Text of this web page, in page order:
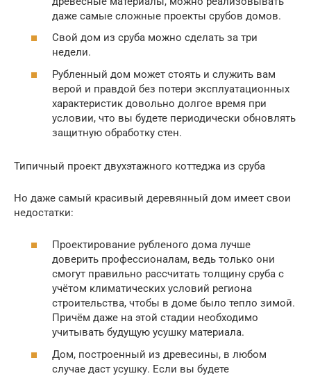
даже самые сложные проекты срубов домов.
Свой дом из сруба можно сделать за три
недели.
Рубленный дом может стоять и служить вам
верой и правдой без потери эксплуатационных
характеристик довольно долгое время при
условии, что вы будете периодически обновлять
защитную обработку стен.
Типичный проект двухэтажного коттеджа из сруба
Но даже самый красивый деревянный дом имеет свои
недостатки:
Проектирование рубленого дома лучше
доверить профессионалам, ведь только они
смогут правильно рассчитать толщину сруба с
учётом климатических условий региона
строительства, чтобы в доме было тепло зимой.
Причём даже на этой стадии необходимо
учитывать будущую усушку материала.
Дом, построенный из древесины, в любом
случае даст усушку. Если вы будете